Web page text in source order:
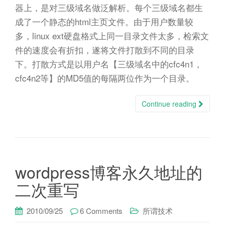
器上，是对三级域名做泛解析。每个三级域名都生
成了一个静态的html主页文件。由于用户数量较
多，linux ext硬盘格式上同一目录文件太多，检索文
件的速度会有折扣，遂将文件打散到不同的目录
下。打散方式是以用户名【三级域名中的cfc4n1，
cfc4n2等】的MD5值的每隔两位作为一个目录。
Continue reading
wordpress博客永久地址的
二次重写
2010/09/25 6 Comments 所谓技术